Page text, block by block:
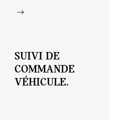
SUIVI DE
COMMANDE
VÉHICULE.